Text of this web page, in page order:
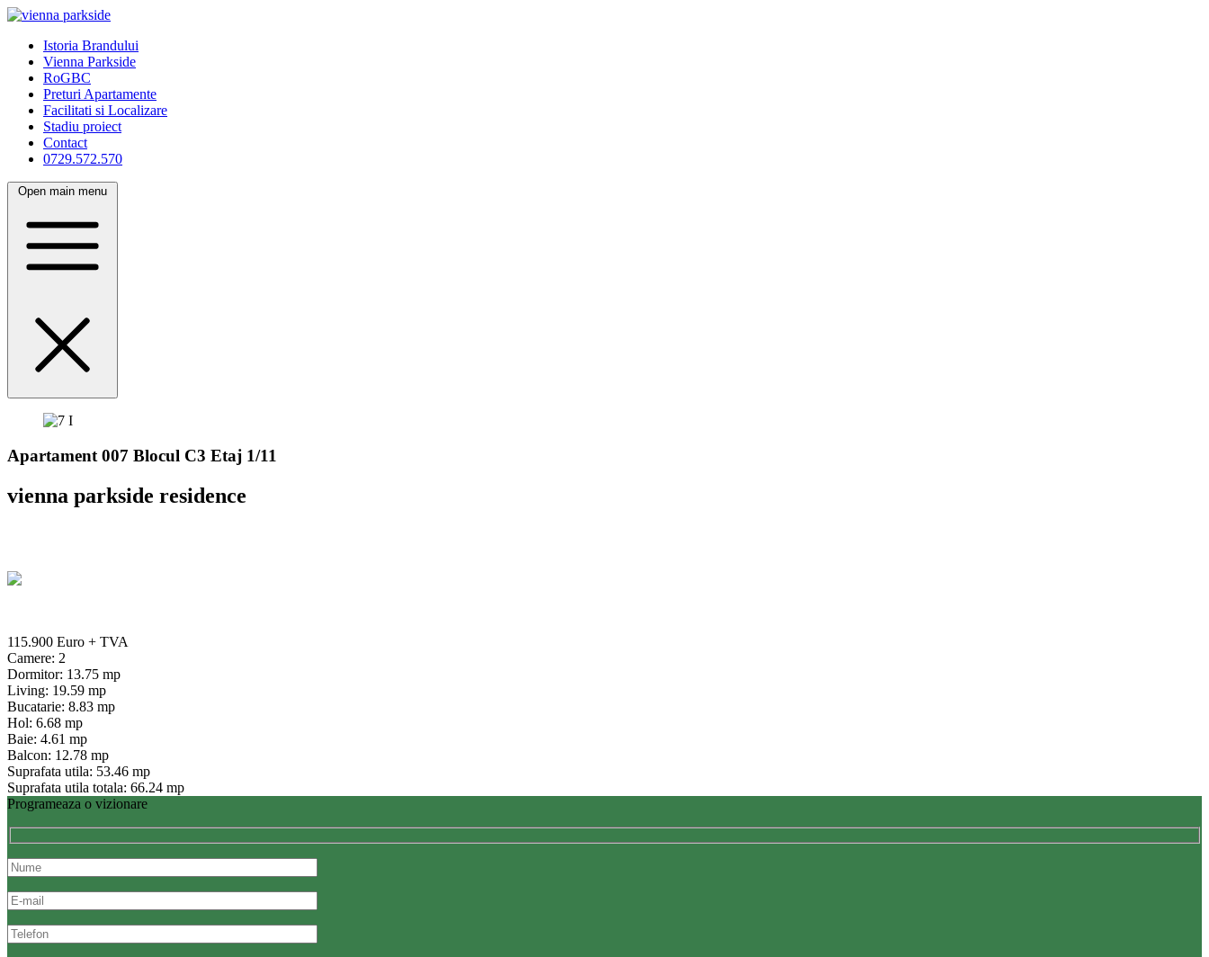
Istoria Brandului
Vienna Parkside
RoGBC
Preturi Apartamente
Facilitati si Localizare
Stadiu proiect
Contact
0729.572.570
Open main menu
Apartament 007 Blocul C3 Etaj 1/11
vienna parkside residence
115.900 Euro + TVA
Camere: 2
Dormitor: 13.75 mp
Living: 19.59 mp
Bucatarie: 8.83 mp
Hol: 6.68 mp
Baie: 4.61 mp
Balcon: 12.78 mp
Suprafata utila: 53.46 mp
Suprafata utila totala: 66.24 mp
Programeaza o vizionare